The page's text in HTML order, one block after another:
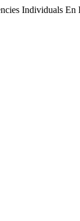
Individuals En